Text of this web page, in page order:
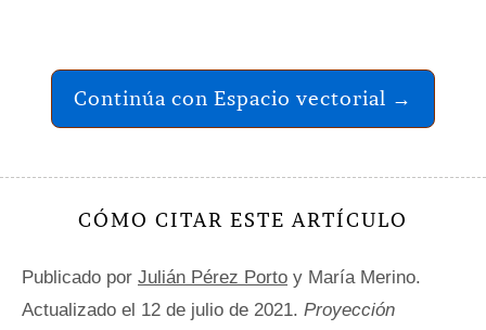
Continúa con Espacio vectorial →
CÓMO CITAR ESTE ARTÍCULO
Publicado por Julián Pérez Porto y María Merino.
Actualizado el 12 de julio de 2021. Proyección